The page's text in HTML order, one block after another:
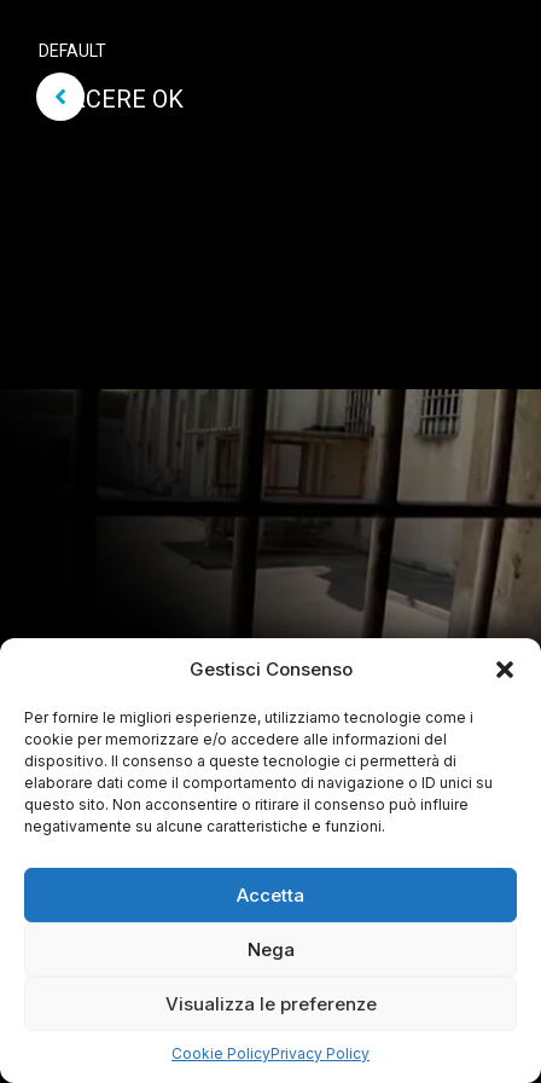
Gestisci Consenso
Per fornire le migliori esperienze, utilizziamo tecnologie come i
cookie per memorizzare e/o accedere alle informazioni del
dispositivo. Il consenso a queste tecnologie ci permetterà di
elaborare dati come il comportamento di navigazione o ID unici su
questo sito. Non acconsentire o ritirare il consenso può influire
negativamente su alcune caratteristiche e funzioni.
Accetta
Nega
Visualizza le preferenze
Cookie PolicyPrivacy Policy